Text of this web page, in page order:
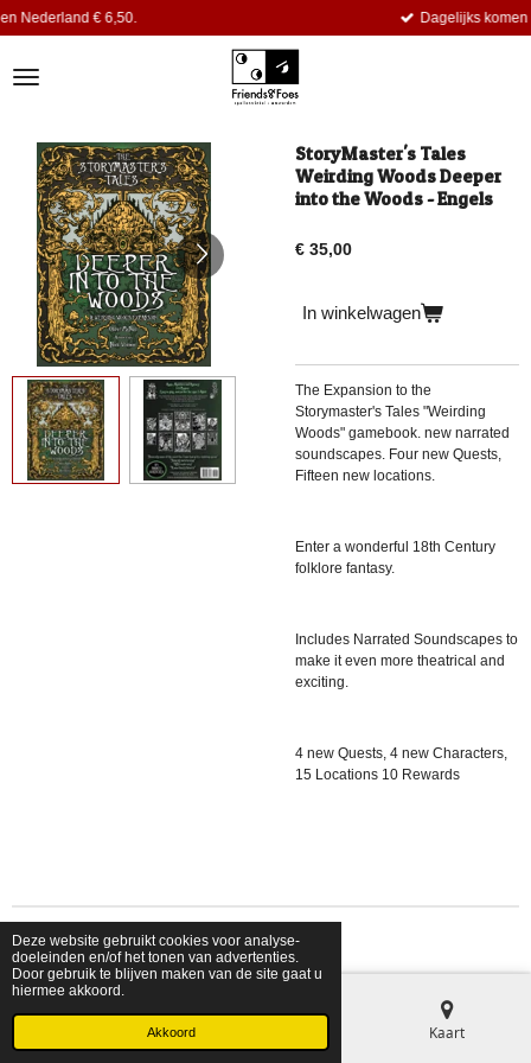
Deze website gebruikt cookies voor analyse-
doeleinden en/of het tonen van advertenties.
Door gebruik te blijven maken van de site gaat u
hiermee akkoord.
Akkoord
Ga
de
Dagelijks komen er nieuwe titels
StoryMaster's Tales
Weirding Woods Deeper
into the Woods - Engels
€ 35,00
In winkelwagen
The Expansion to the
Storymaster's Tales "Weirding
Woods" gamebook. new narrated
soundscapes. Four new Quests,
Fifteen new locations.
Enter a wonderful 18th Century
folklore fantasy.
Includes Narrated Soundscapes to
make it even more theatrical and
exciting.
4 new Quests, 4 new Characters,
15 Locations 10 Rewards
© 2026 shopfriendsfoes
Kaart